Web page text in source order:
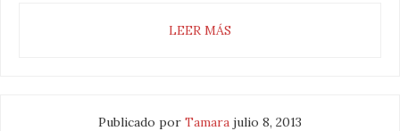
LEER MÁS
Publicado por Tamara julio 8, 2013